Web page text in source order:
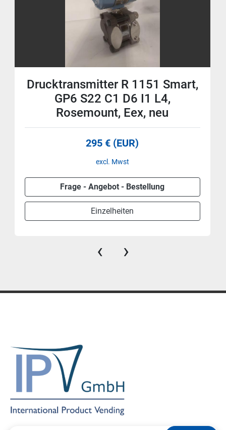
Drucktransmitter R 1151 Smart,
GP6 S22 C1 D6 I1 L4,
Rosemount, Eex, neu
295 € (EUR)
excl. Mwst
Frage - Angebot - Bestellung
Einzelheiten
‹ ›